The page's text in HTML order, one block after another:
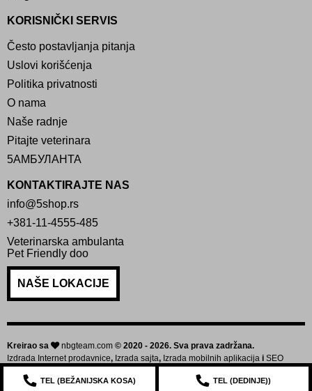
KORISNIČKI SERVIS
Često postavljanja pitanja
Uslovi korišćenja
Politika privatnosti
O nama
Naše radnje
Pitajte veterinara
5АМБУЛАНТА
KONTAKTIRAJTE NAS
info@5shop.rs
+381-11-4555-485
Veterinarska ambulanta
Pet Friendly doo
NAŠE LOKACIJE
Kreirao sa nbgteam.com © 2020 - 2026. Sva prava zadržana.
Izdrada Internet prodavnice, Izrada sajta, Izrada mobilnih aplikacija i SEO
TEL (BEŽANIJSKA KOSA) TEL (DEDINJE))